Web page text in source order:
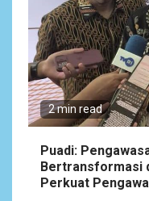
5
RI-
2 min read
Puadi:
Bertransformasi
Perkuat